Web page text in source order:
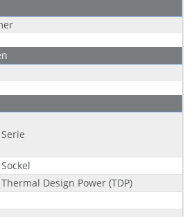
Serie
Sockel
Thermal Design Power (TDP)